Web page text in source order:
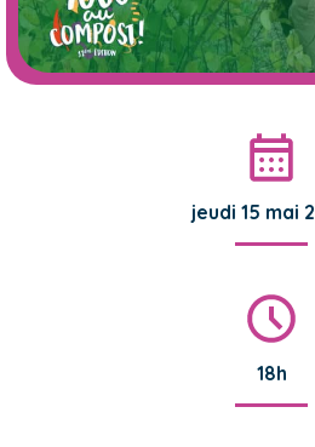
jeudi 15 mai
18h